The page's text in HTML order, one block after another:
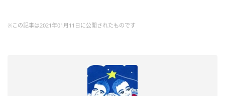
※この記事は2021年01月11日に公開されたものです